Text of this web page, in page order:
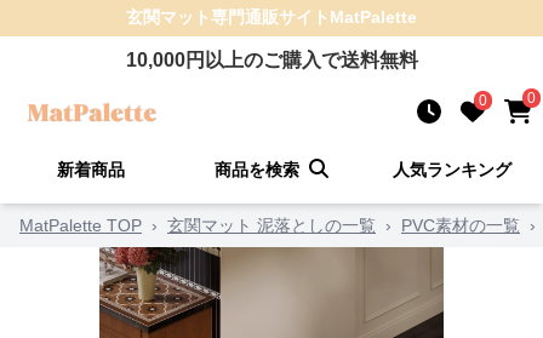
玄関マット専門通販サイト MatPalette
10,000円以上のご購入で送料無料
0 0
新着商品 商品を検索 人気ランキング
MatPalette TOP › 玄関マット 泥落としの一覧 › PVC素材の一覧 ›